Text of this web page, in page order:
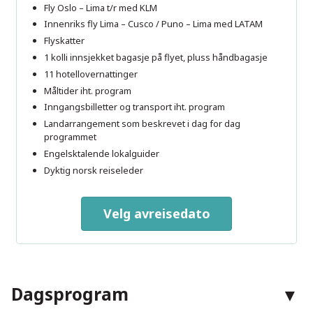
Fly Oslo – Lima t/r med KLM
Innenriks fly Lima – Cusco / Puno – Lima med LATAM
Flyskatter
1 kolli innsjekket bagasje på flyet, pluss håndbagasje
11 hotellovernattinger
Måltider iht. program
Inngangsbilletter og transport iht. program
Landarrangement som beskrevet i dag for dag
programmet
Engelsktalende lokalguider
Dyktig norsk reiseleder
Velg avreisedato
Dagsprogram